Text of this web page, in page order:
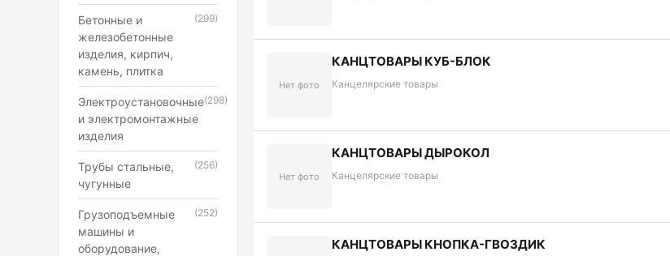
Бетонные и
железобетонные
изделия, кирпич,
камень, плитка
(299)
Электроустановочные
и электромонтажные
изделия
(298)
Трубы стальные,
чугунные
(256)
Грузоподъемные
машины и
оборудование,
(252)
Нет фото
КАНЦТОВАРЫ КУБ-БЛОК
Канцелярские товары
Нет фото
КАНЦТОВАРЫ ДЫРОКОЛ
Канцелярские товары
КАНЦТОВАРЫ КНОПКА-ГВОЗДИК